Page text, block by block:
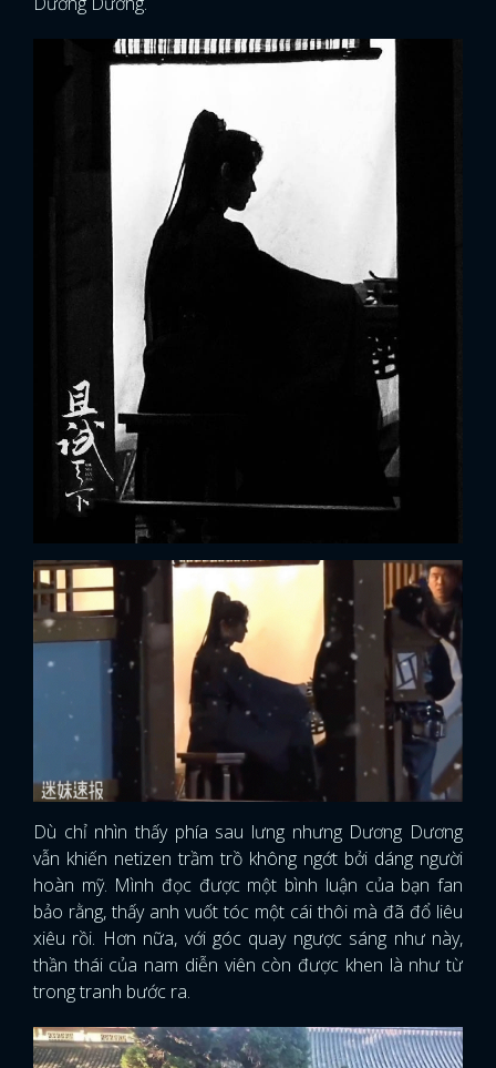
FACEBOOK GOOGLE
Dù chỉ nhìn thấy phía sau lưng nhưng Dương Dương
vẫn khiến netizen trầm trồ không ngớt bởi dáng người
hoàn mỹ. Mình đọc được một bình luận của bạn fan
bảo rằng, thấy anh vuốt tóc một cái thôi mà đã đổ liêu
xiêu rồi. Hơn nữa, với góc quay ngược sáng như này,
thần thái của nam diễn viên còn được khen là như từ
trong tranh bước ra.